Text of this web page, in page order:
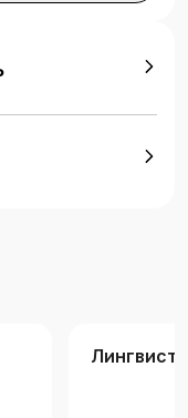
мировоззрения,